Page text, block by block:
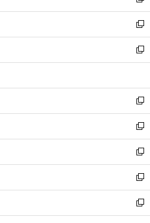
開
く
ウ
で
開
く
ン
ド
ウ
で
開
ウ
ィ
ン
ド
ウ
開
く
し
い
ウ
ィ
ン
ウ
で
開
く
新
し
い
ウ
ン
ド
ウ
で
開
く
新
し
ウ
ィ
ン
ド
ウ
で
開
く
新
し
い
ウ
ィ
ン
ド
ウ
で
開
新
し
い
ウ
ィ
ン
ド
ウ
新
し
い
ウ
ィ
ン
新
し
い
ウ
新
し